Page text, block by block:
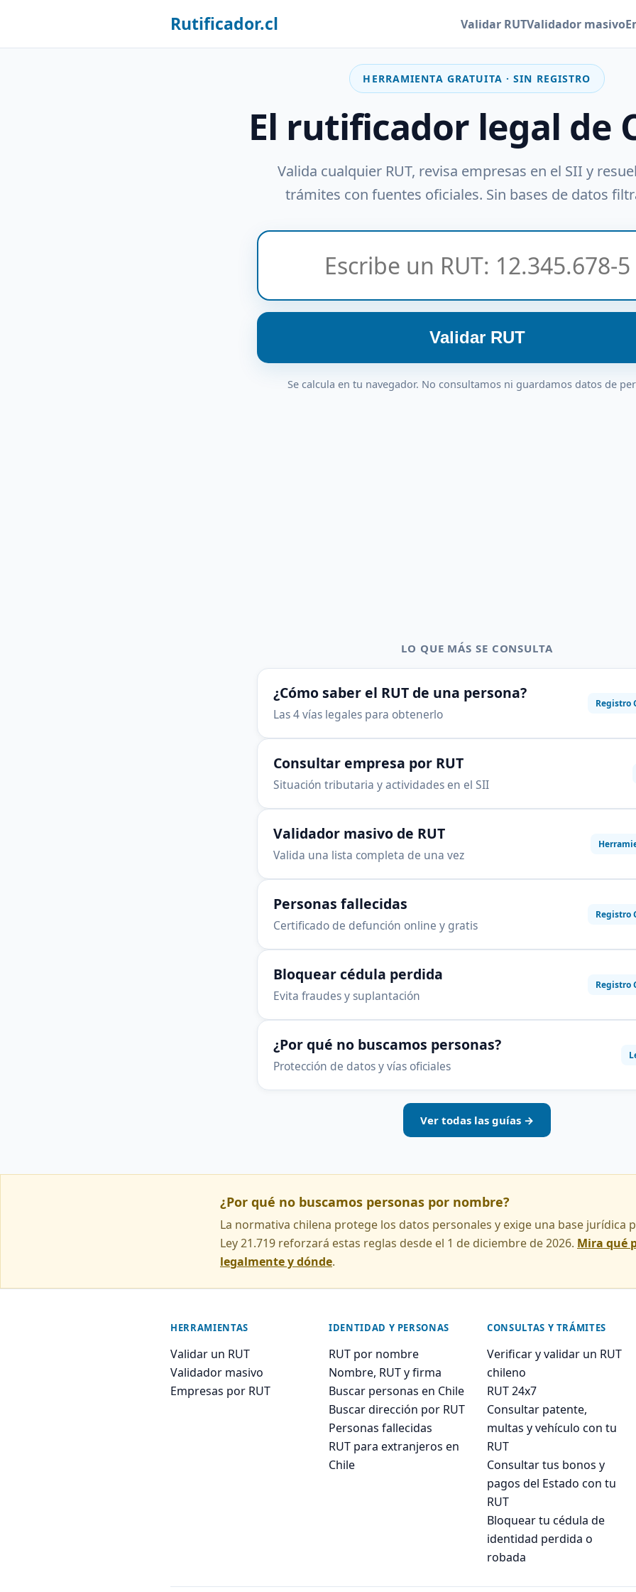
Rutificador.cl Validar RUTValidador masivo
HERRAMIENTA GRATUITA · SIN REGISTRO
El rutificador legal de
Valida cualquier RUT, revisa empresas en el SII y
trámites con fuentes oficiales. Sin bases de datos
Validar RUT
Se calcula en tu navegador. No consultamos ni guardamos datos de
LO QUE MÁS SE CONSULTA
¿Cómo saber el RUT de una persona?
Las 4 vías legales para obtenerlo
Registro
Consultar empresa por RUT
Situación tributaria y actividades en el SII
Validador masivo de RUT
Valida una lista completa de una vez
Personas fallecidas
Certificado de defunción online y gratis
Registro
Bloquear cédula perdida
Evita fraudes y suplantación
Registro
¿Por qué no buscamos personas?
Protección de datos y vías oficiales
Ver todas las guías →
¿Por qué no buscamos personas por nombre?
La normativa chilena protege los datos personales y exige una base jurídica
Ley 21.719 reforzará estas reglas desde el 1 de diciembre de 2026. Mira qué
legalmente y dónde.
HERRAMIENTAS
Validar un RUT
Validador masivo
Empresas por RUT
IDENTIDAD Y PERSONAS
RUT por nombre
Nombre, RUT y firma
Buscar personas en Chile
Buscar dirección por RUT
Personas fallecidas
RUT para extranjeros en
Chile
CONSULTAS Y TRÁMITES
Verificar y validar un RUT
chileno
RUT 24x7
Consultar patente,
multas y vehículo con tu
RUT
Consultar tus bonos y
pagos del Estado con tu
RUT
Bloquear tu cédula de
identidad perdida o
robada